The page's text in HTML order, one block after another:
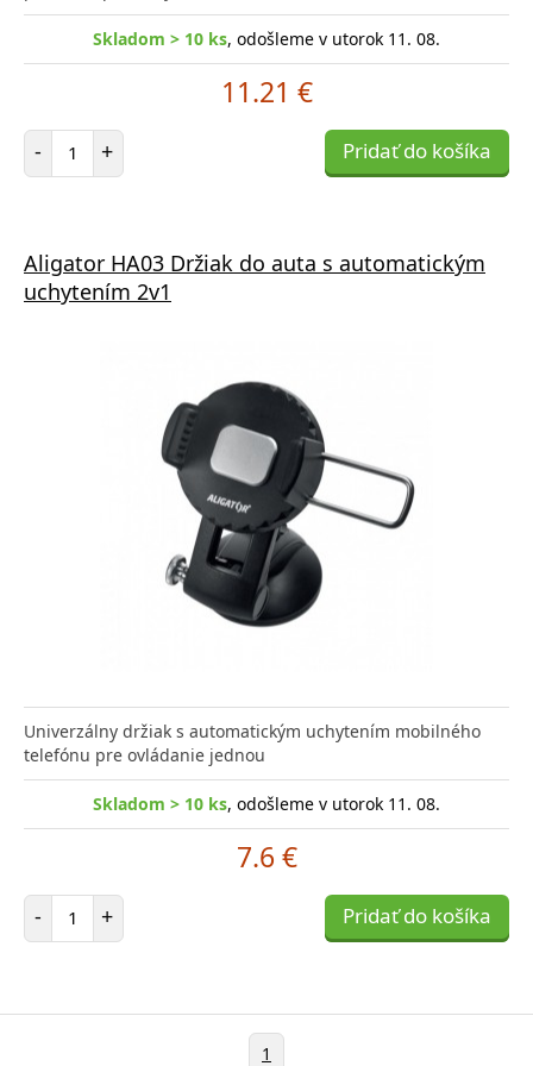
Skladom > 10 ks, odošleme v utorok 11. 08.
11.21 €
- Počet položiek
+ Pridať do košíka
Aligator HA03 Držiak do auta s automatickým
uchytením 2v1
Univerzálny držiak s automatickým uchytením mobilného
telefónu pre ovládanie jednou
Skladom > 10 ks, odošleme v utorok 11. 08.
7.6 €
- Počet položiek
+ Pridať do košíka
1